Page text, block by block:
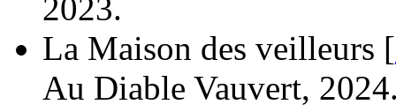
2023.
La Maison des veilleurs [
Au Diable Vauvert,